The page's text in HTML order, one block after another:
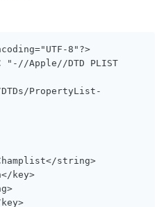
8"?>
"-//Apple//DTD PLIST
PropertyList-
string>
key>